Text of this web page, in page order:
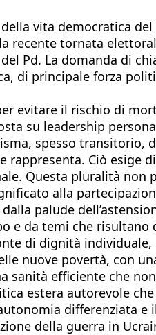
vita democratica
tornata
Pd. La domanda di
principale forza
evitare il rischio di
su leadership
spesso transitorio,
rappresenta. Ciò esige
Questa pluralità
alla
palude
e da temi che
di dignità
nuove povertà, con
sanità efficiente che
estera autorevole
differenziata
della guerra in